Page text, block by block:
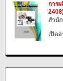
การ
สำนั
เปิด